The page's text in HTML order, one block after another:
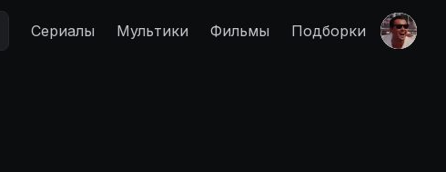
Сериалы Мультики Фильмы Подборки